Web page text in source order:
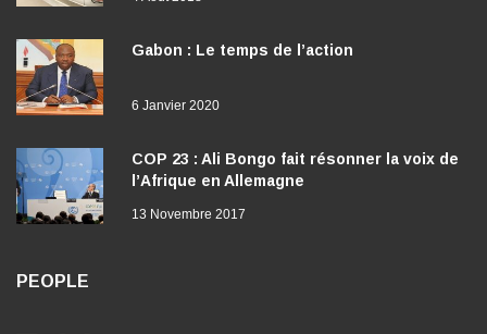
Gabon : Le temps de l’action
6 Janvier 2020
COP 23 : Ali Bongo fait résonner la voix de
l’Afrique en Allemagne
13 Novembre 2017
PEOPLE